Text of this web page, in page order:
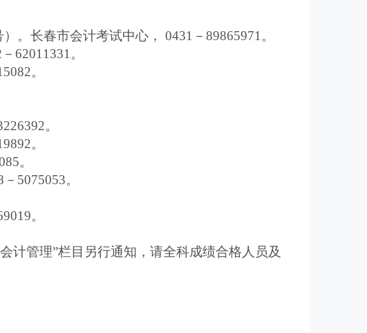
长春市会计考试中心， 0431－89865971。
。
。
。
。
。
5075053。
。
管理”栏目另行通知，请全科成绩合格人员及